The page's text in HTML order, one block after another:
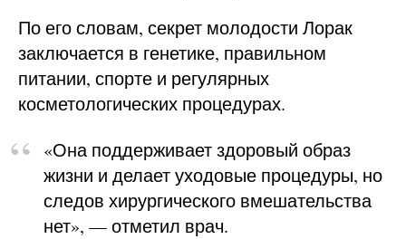
По его словам, секрет молодости Лорак
заключается в генетике, правильном
питании, спорте и регулярных
косметологических процедурах.
«Она поддерживает здоровый образ
жизни и делает уходовые процедуры, но
следов хирургического вмешательства
нет», — отметил врач.